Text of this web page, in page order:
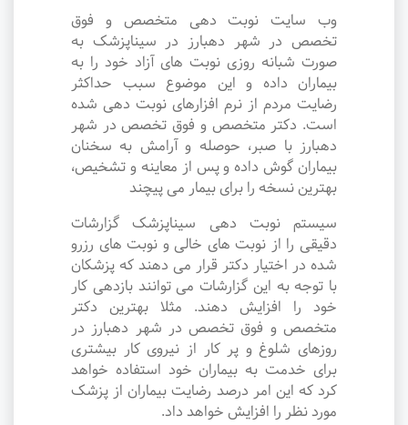
وب سایت نوبت دهی متخصص و فوق
تخصص در شهر دهبارز در سیناپزشک به
صورت شبانه روزی نوبت های آزاد خود را به
بیماران داده و این موضوع سبب حداکثر
رضایت مردم از نرم افزارهای نوبت دهی شده
است. دکتر متخصص و فوق تخصص در شهر
دهبارز با صبر، حوصله و آرامش به سخنان
بیماران گوش داده و پس از معاینه و تشخیص،
بهترین نسخه را برای بیمار می پیچند
سیستم نوبت دهی سیناپزشک گزارشات
دقیقی را از نوبت های خالی و نوبت های رزرو
شده در اختیار دکتر قرار می دهند که پزشکان
با توجه به این گزارشات می توانند بازدهی کار
خود را افزایش دهند. مثلا بهترین دکتر
متخصص و فوق تخصص در شهر دهبارز در
روزهای شلوغ و پر کار از نیروی کار بیشتری
برای خدمت به بیماران خود استفاده خواهد
کرد که این امر درصد رضایت بیماران از پزشک
مورد نظر را افزایش خواهد داد.